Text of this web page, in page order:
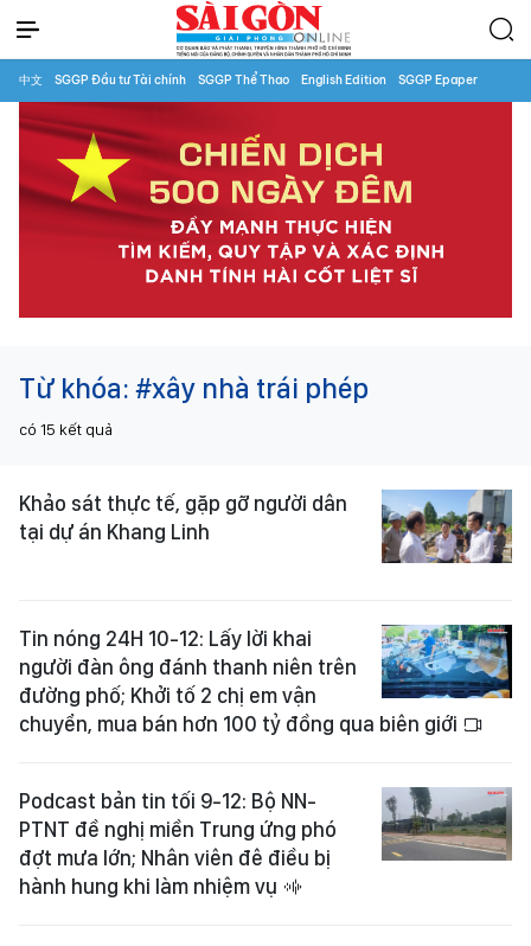
中文 SGGP Đầu tư Tài chính SGGP Thể Thao English Edition SGGP Epaper
Từ khóa: #xây nhà trái phép
có 15 kết quả
Khảo sát thực tế, gặp gỡ người dân
tại dự án Khang Linh
Tin nóng 24H 10-12: Lấy lời khai
người đàn ông đánh thanh niên trên
đường phố; Khởi tố 2 chị em vận
chuyển, mua bán hơn 100 tỷ đồng qua biên giới
Podcast bản tin tối 9-12: Bộ NN-
PTNT đề nghị miền Trung ứng phó
đợt mưa lớn; Nhân viên đê điều bị
hành hung khi làm nhiệm vụ